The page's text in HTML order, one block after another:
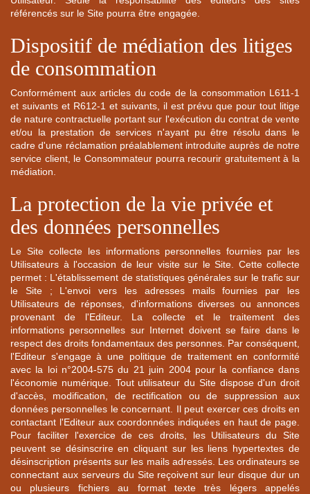
référencés sur le Site pourra être engagée.
Dispositif de médiation des litiges
de consommation
Conformément aux articles du code de la consommation L611-1
et suivants et R612-1 et suivants, il est prévu que pour tout litige
de nature contractuelle portant sur l'exécution du contrat de vente
et/ou la prestation de services n'ayant pu être résolu dans le
cadre d'une réclamation préalablement introduite auprès de notre
service client, le Consommateur pourra recourir gratuitement à la
médiation.
La protection de la vie privée et
des données personnelles
Le Site collecte les informations personnelles fournies par les
Utilisateurs à l'occasion de leur visite sur le Site. Cette collecte
permet : L'établissement de statistiques générales sur le trafic sur
le Site ; L'envoi vers les adresses mails fournies par les
Utilisateurs de réponses, d'informations diverses ou annonces
provenant de l'Editeur. La collecte et le traitement des
informations personnelles sur Internet doivent se faire dans le
respect des droits fondamentaux des personnes. Par conséquent,
l'Editeur s'engage à une politique de traitement en conformité
avec la loi n°2004-575 du 21 juin 2004 pour la confiance dans
l'économie numérique. Tout utilisateur du Site dispose d'un droit
d'accès, modification, de rectification ou de suppression aux
données personnelles le concernant. Il peut exercer ces droits en
contactant l'Editeur aux coordonnées indiquées en haut de page.
Pour faciliter l'exercice de ces droits, les Utilisateurs du Site
peuvent se désinscrire en cliquant sur les liens hypertextes de
désinscription présents sur les mails adressés. Les ordinateurs se
connectant aux serveurs du Site reçoivent sur leur disque dur un
ou plusieurs fichiers au format texte très légers appelés